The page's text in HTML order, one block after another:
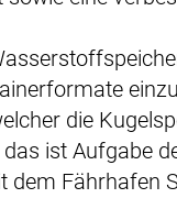
die
ist Aufgabe
Fährhafen